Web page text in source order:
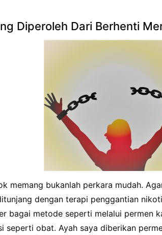
Diperoleh Dari Berhenti
memang bukanlah perkara mudah.
dengan terapi penggantian
bagai metode seperti melalui permen
seperti obat. Ayah saya diberikan